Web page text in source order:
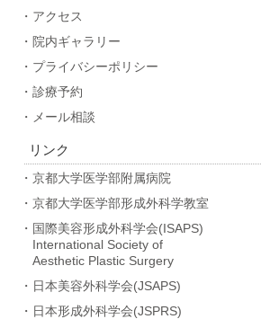
・アクセス
・院内ギャラリー
・プライバシーポリシー
・診療予約
・メール相談
リンク
・京都大学医学部附属病院
・京都大学医学部形成外科学教室
・国際美容形成外科学会(ISAPS)
International Society of
Aesthetic Plastic Surgery
・日本美容外科学会(JSAPS)
・日本形成外科学会(JSPRS)